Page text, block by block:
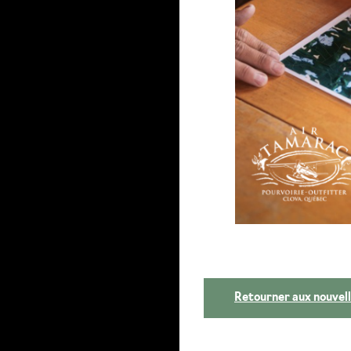
Retourner aux